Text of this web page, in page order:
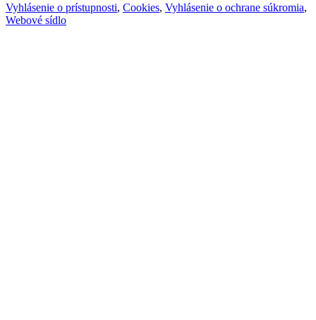
Vyhlásenie o prístupnosti, Cookies, Vyhlásenie o ochrane súkromia,
Webové sídlo